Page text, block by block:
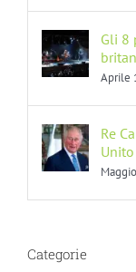
Gli 8
Aprile
Re
Unito
Categorie